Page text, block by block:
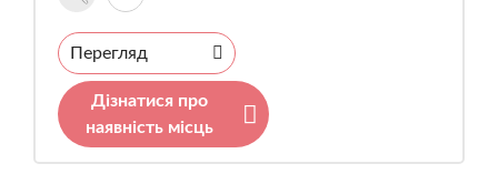
Перегляд
Дізнатися про
наявність місць